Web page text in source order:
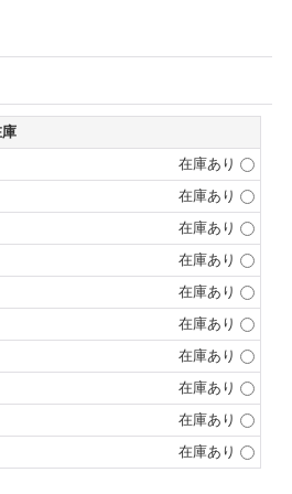
在庫あり
在庫あり
在庫あり
在庫あり
在庫あり
在庫あり
在庫あり
在庫あり
在庫あり
在庫あり